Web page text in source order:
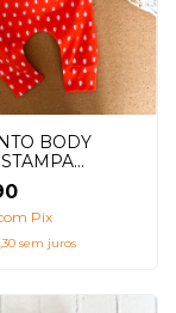
BODY
ESTAMPA
– 100%
Pix
sem juros